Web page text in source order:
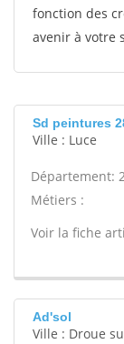
fonction des
avenir à votre
Sd peintures
Ville : Luce
Département:
Métiers :
Voir la fiche
Ad'sol
Ville : Droue